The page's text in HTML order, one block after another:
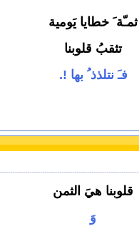
ثمـّة َ خطايا يَومية
تثقبُ قلوبنا
فـَ نتلذذ ُ بها !.
قلوبنا هيَ الثمن
وَ